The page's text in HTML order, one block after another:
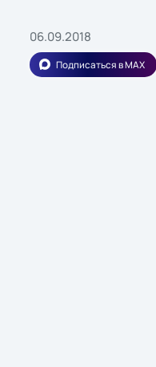
06.09.2018
Подписаться в MAX